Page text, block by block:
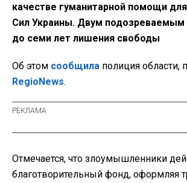
качестве гуманитарной помощи
Сил Украины. Двум подозреваемым
до семи лет лишения свободы
Об этом сообщила полиция области,
RegioNews.
Отмечается, что злоумышленники
благотворительный фонд, оформляя